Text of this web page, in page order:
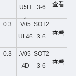
.U5H
4
3-6
查看
0.3
.V05
.UL46
SOT2
3-6
查看
0.3
.V05
.4D
SOT2
3-6
查看